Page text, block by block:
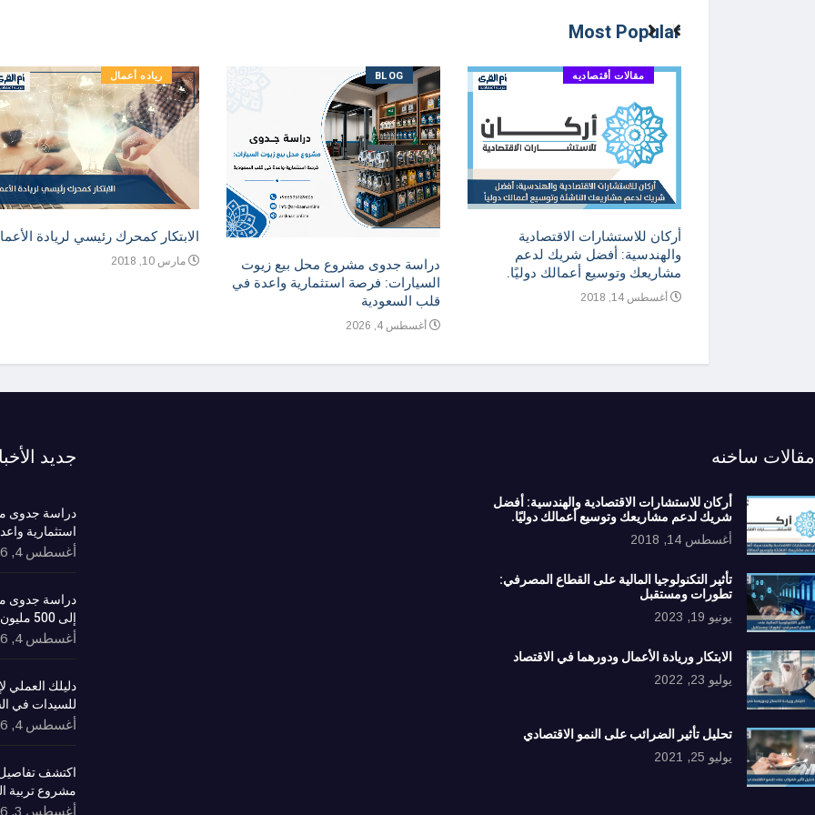
Most Popular
مقالات أقتصاديه
أركان للاستشارات الاقتصادية
والهندسية: أفضل شريك لدعم
مشاريعك وتوسيع أعمالك دوليًا.
أغسطس 14, 2018
BLOG
دراسة جدوى مشروع محل بيع زيوت
السيارات: فرصة استثمارية واعدة في
قلب السعودية
أغسطس 4, 2026
رياده أعمال
الابتكار كمحرك رئيسي لريادة
مارس 10, 2018
مقالات ساخنه
أركان للاستشارات الاقتصادية والهندسية: أفضل
شريك لدعم مشاريعك وتوسيع أعمالك دوليًا.
أغسطس 14, 2018
تأثير التكنولوجيا المالية على القطاع المصرفي:
تطورات ومستقبل
يونيو 19, 2023
الابتكار وريادة الأعمال ودورهما في الاقتصاد
يوليو 23, 2022
تحليل تأثير الضرائب على النمو الاقتصادي
يوليو 25, 2021
جديد
دراسة جدوى
استثمارية
أغسطس 4, 2026
دراسة جدوى
إلى 500 مليون ريال وعوائد مستدامة
أغسطس 4, 2026
دليلك
للسيدات في
أغسطس 4, 2026
اكتشف
مشروع تربية
أغسطس 3, 2026